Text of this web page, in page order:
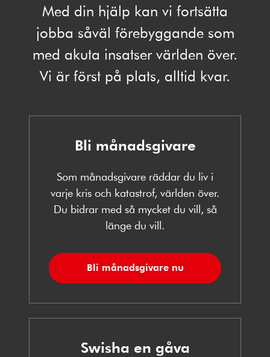
Med din hjälp kan vi fortsätta
jobba såväl förebyggande som
med akuta insatser världen över.
Vi är först på plats, alltid kvar.
Bli månadsgivare
Som månadsgivare räddar du liv i
varje kris och katastrof, världen över.
Du bidrar med så mycket du vill, så
länge du vill.
Bli månadsgivare nu
Swisha en gåva